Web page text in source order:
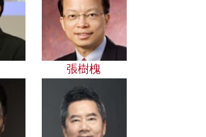
張樹槐